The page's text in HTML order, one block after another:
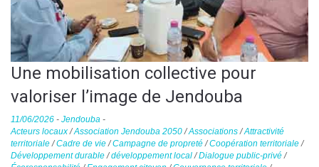
Une mobilisation collective pour
valoriser l’image de Jendouba
11/06/2026 - Jendouba -
Acteurs locaux/Association Jendouba 2050/Associations/Attractivité
territoriale/Cadre de vie/Campagne de propreté/Coopération territoriale/
Développement durable/développement local/Dialogue public-privé/